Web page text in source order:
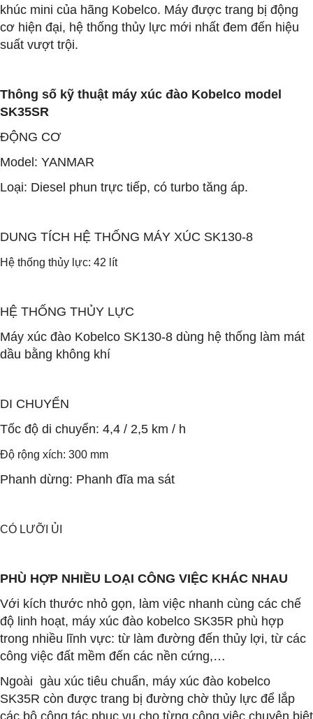
khúc mini của hãng Kobelco. Máy được trang bị động
cơ hiện đại, hệ thống thủy lực mới nhất đem đến hiệu
suất vượt trội.
Thông số kỹ thuật máy xúc đào Kobelco model
SK35SR
ĐỘNG CƠ
Model: YANMAR
Loại: Diesel phun trực tiếp, có turbo tăng áp.
DUNG TÍCH HỆ THỐNG MÁY XÚC SK130-8
Hệ thống thủy lực: 42 lít
HỆ THỐNG THỦY LỰC
Máy xúc đào Kobelco SK130-8 dùng hệ thống làm mát
dầu bằng không khí
DI CHUYỂN
Tốc độ di chuyển: 4,4 / 2,5 km / h
Độ rộng xích: 300 mm
Phanh dừng: Phanh đĩa ma sát
CÓ LƯỠI ỦI
PHÙ HỢP NHIỀU LOẠI CÔNG VIỆC KHÁC NHAU
Với kích thước nhỏ gọn, làm việc nhanh cùng các chế
độ linh hoạt, máy xúc đào kobelco SK35R phù hợp
trong nhiều lĩnh vực: từ làm đường đến thủy lợi, từ các
công việc đất mềm đến các nền cứng,…
Ngoài gàu xúc tiêu chuẩn, máy xúc đào kobelco
SK35R còn được trang bị đường chờ thủy lực để lắp
các bộ công tác phục vụ cho từng công việc chuyên biệt